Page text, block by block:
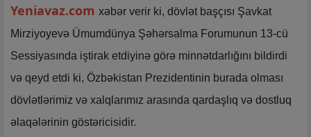
Yeniavaz.com xəbər verir ki, dövlət başçısı Şavkat
Mirziyoyevə Ümumdünya Şəhərsalma Forumunun 13-cü
Sessiyasında iştirak etdiyinə görə minnətdarlığını bildirdi
və qeyd etdi ki, Özbəkistan Prezidentinin burada olması
dövlətlərimiz və xalqlarımız arasında qardaşlıq və dostluq
əlaqələrinin göstəricisidir.